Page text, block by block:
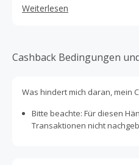
Umfeld zu erfüllen.
Weiterlesen
Cashback Bedingungen
Was hindert mich daran, mein
Bitte beachte: Für diesen
Transaktionen nicht